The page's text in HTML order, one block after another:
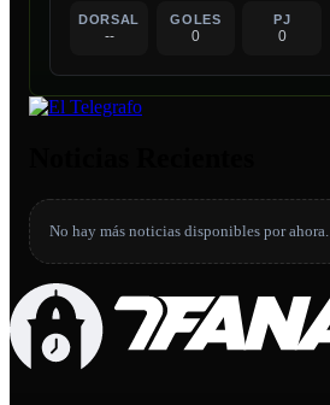
DORSAL
--
GOLES
0
PJ
0
No hay más noticias disponibles por ahora.